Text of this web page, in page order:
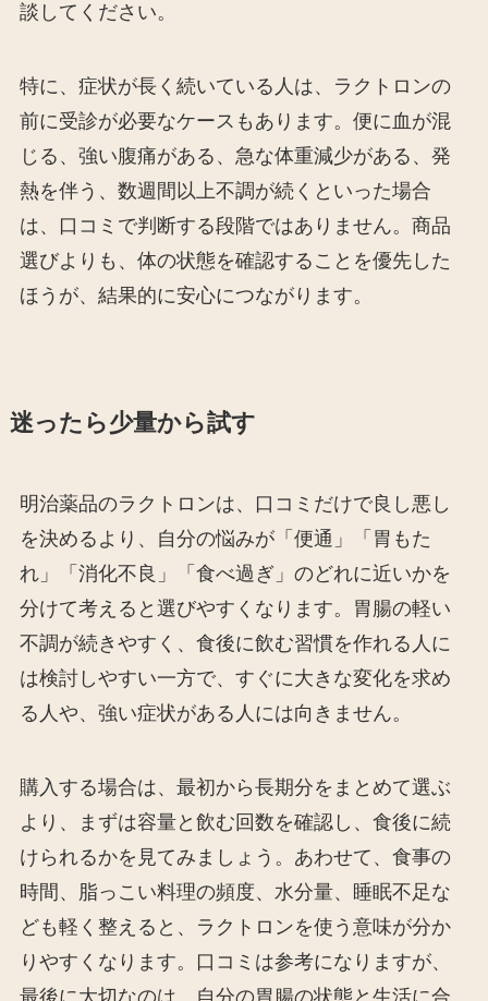
談してください。
特に、症状が長く続いている人は、ラクトロンの
前に受診が必要なケースもあります。便に血が混
じる、強い腹痛がある、急な体重減少がある、発
熱を伴う、数週間以上不調が続くといった場合
は、口コミで判断する段階ではありません。商品
選びよりも、体の状態を確認することを優先した
ほうが、結果的に安心につながります。
迷ったら少量から試す
明治薬品のラクトロンは、口コミだけで良し悪し
を決めるより、自分の悩みが「便通」「胃もた
れ」「消化不良」「食べ過ぎ」のどれに近いかを
分けて考えると選びやすくなります。胃腸の軽い
不調が続きやすく、食後に飲む習慣を作れる人に
は検討しやすい一方で、すぐに大きな変化を求め
る人や、強い症状がある人には向きません。
購入する場合は、最初から長期分をまとめて選ぶ
より、まずは容量と飲む回数を確認し、食後に続
けられるかを見てみましょう。あわせて、食事の
時間、脂っこい料理の頻度、水分量、睡眠不足な
ども軽く整えると、ラクトロンを使う意味が分か
りやすくなります。口コミは参考になりますが、
最後に大切なのは、自分の胃腸の状態と生活に合